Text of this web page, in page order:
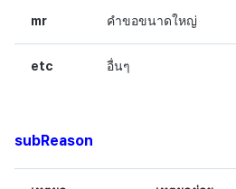
mr คำขอขนาดใหญ่
etc อื่นๆ
subReason